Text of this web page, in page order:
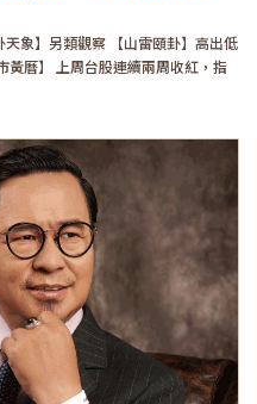
象】另類觀察 【山雷頤卦】高出低
曆】 上周台股連續兩周收紅，指